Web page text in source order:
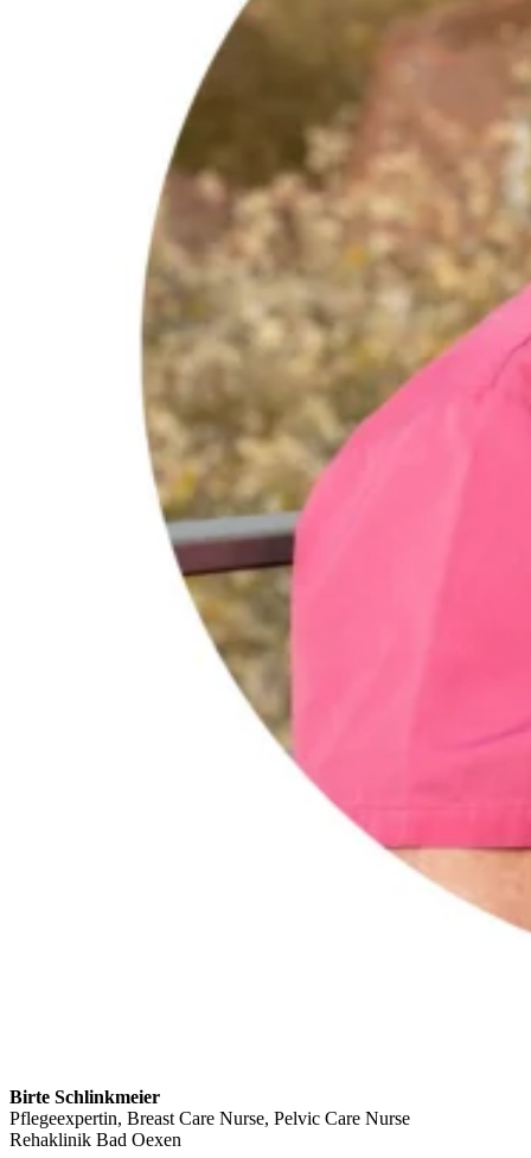
Birte Schlinkmeier
Pflegeexpertin, Breast Care Nurse, Pelvic Care Nurse
Rehaklinik Bad Oexen